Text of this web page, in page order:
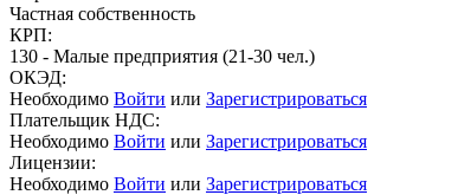
Частная собственность
КРП:
130 - Малые предприятия (21-30 чел.)
ОКЭД:
Необходимо Войти или Зарегистрироваться
Плательщик НДС:
Необходимо Войти или Зарегистрироваться
Лицензии:
Необходимо Войти или Зарегистрироваться